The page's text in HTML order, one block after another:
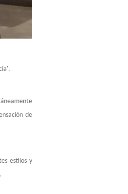
de
estilos y